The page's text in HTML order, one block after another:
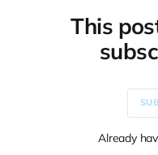
This
Already